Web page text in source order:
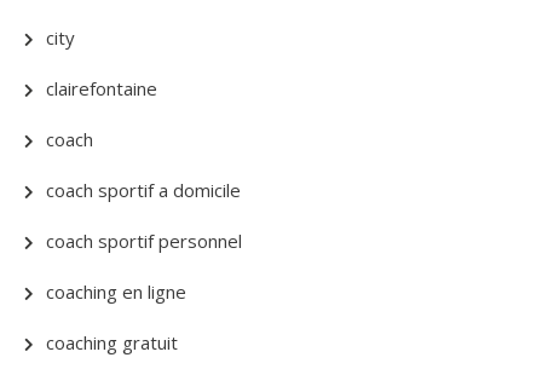
city
clairefontaine
coach
coach sportif a domicile
coach sportif personnel
coaching en ligne
coaching gratuit